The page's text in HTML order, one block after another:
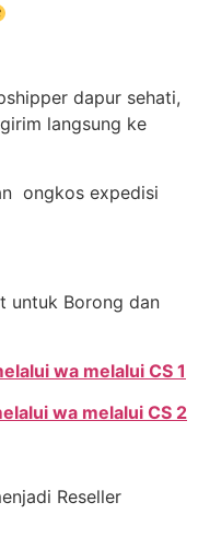
dapur sehati,
langsung ke
ongkos expedisi
untuk Borong dan
wa melalui CS 1
wa melalui CS 2
Reseller